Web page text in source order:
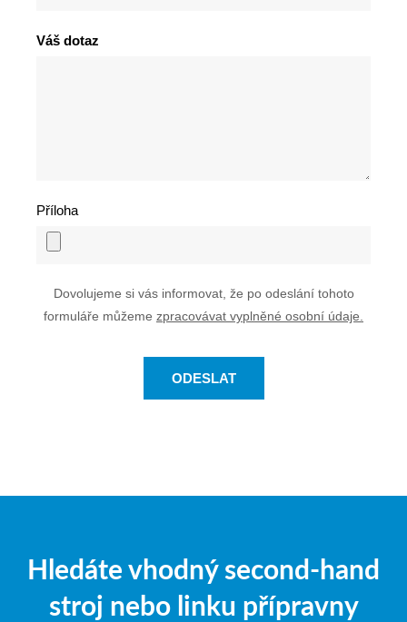
Váš dotaz
Příloha
Dovolujeme si vás informovat, že po odeslání tohoto
formuláře můžeme zpracovávat vyplněné osobní údaje.
ODESLAT
Hledáte vhodný second-hand
stroj nebo linku přípravny